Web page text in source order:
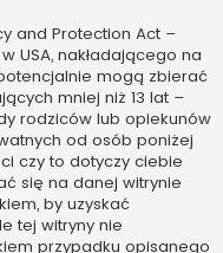
and Protection Act –
USA, nakładającego na
mogą zbierać
mniej niż 13 lat –
rodziców lub opiekunów
od osób poniżej
czy to dotyczy ciebie
się na danej witrynie
by uzyskać
tej witryny nie
przypadku opisanego